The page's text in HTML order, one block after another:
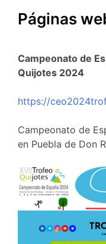
Páginas
Campeonato de
Quijotes 2024
https://
Campeonato de
en Puebla de Don